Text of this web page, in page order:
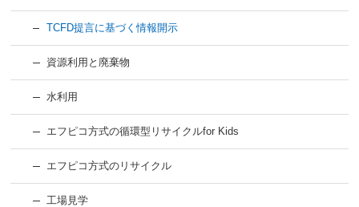
TCFD提言に基づく情報開示
資源利用と廃棄物
水利用
エフピコ方式の循環型リサイクルfor Kids
エフピコ方式のリサイクル
工場見学